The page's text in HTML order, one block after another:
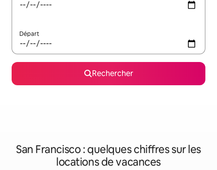
Départ
Rechercher
San Francisco : quelques chiffres sur les
locations de vacances